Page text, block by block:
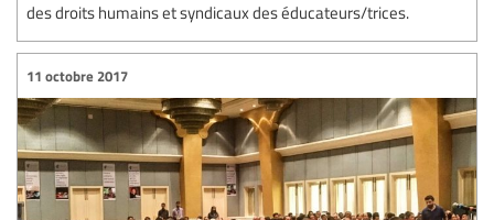
des droits humains et syndicaux des éducateurs/trices.
11 octobre 2017